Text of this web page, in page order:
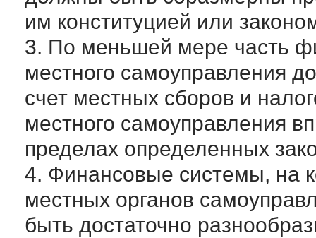
им конституцией или
3. По меньшей мере часть
местного самоуправления
счет местных сборов и
местного самоуправления
пределах определенных
4. Финансовые системы, на
местных органов
быть достаточно